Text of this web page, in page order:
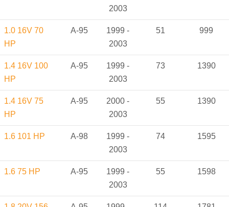
2003
1.0 16V 70
HP
A-95
1999 -
2003
51 999
1.4 16V 100
HP
A-95
1999 -
2003
73 1390
1.4 16V 75
HP
A-95
2000 -
2003
55 1390
1.6 101 HP A-98
1999 -
2003
74 1595
1.6 75 HP A-95
1999 -
2003
55 1598